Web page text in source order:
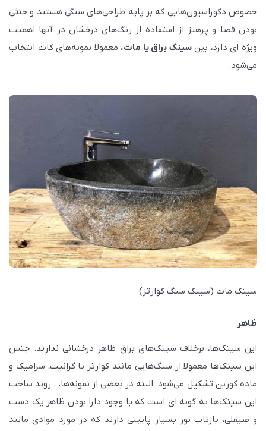
خصوص دکوراسیون‌هایی که بر پایه طراحی‌های سنگی هستند و خنثی
بودن فضا و پرهیز از استفاده از رنگ‌های درخشان در آنها اهمیت
ویژه ای دارد، بینسینک براق یا مات، معمولا نمونه‌های کات انتخاب
می‌شود.
سینک مات (سینک سنگ کوارتز)
ظاهر
این سینک‌ها، برخلاف سینک‌های براق ظاهر درخشانی ندارند. جنس
این سینک‌ها معمولا از سنگ‌هایی مانند کوارتز یا گرانیت، سرامیک و
ماده کورین تشکیل می‌شود. البته در بعضی از نمونه‌ها، . روند ساخت
این سینک‌ها به گونه ای است که با وجود دارا بودن ظاهر یک دست
و صیقلی، بازتاب نور بسیار پایینی دارند که در مورد موادی مانند